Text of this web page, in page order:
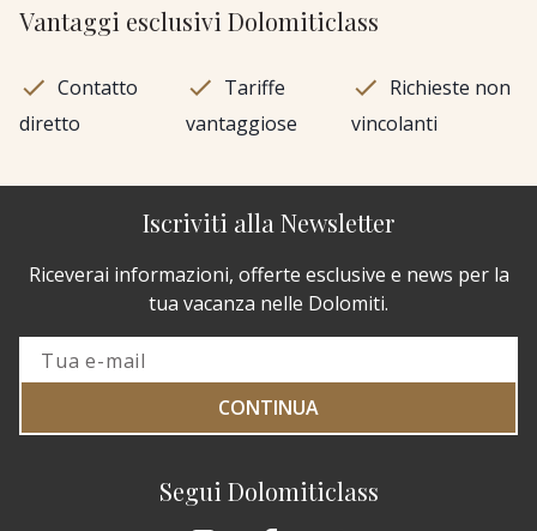
Vantaggi esclusivi Dolomiticlass
Contatto
diretto
Tariffe
vantaggiose
Richieste non
vincolanti
Segui Dolomiticlass
Iscriviti alla Newsletter
Riceverai informazioni, offerte esclusive e news per la
tua vacanza nelle Dolomiti.
CONTINUA